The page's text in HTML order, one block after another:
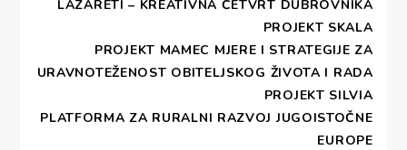
LAZARETI – KREATIVNA ČETVRT DUBROVNIKA
PROJEKT SKALA
PROJEKT MAMEC MJERE I STRATEGIJE ZA
URAVNOTEŽENOST OBITELJSKOG ŽIVOTA I RADA
PROJEKT SILVIA
PLATFORMA ZA RURALNI RAZVOJ JUGOISTOČNE
EUROPE
PUBLISHED ON17. STUDENOGA 2014 BY
PDF 📄
IZVJESTAJ_anketa_zaposljivost_Barada-Vakanjac